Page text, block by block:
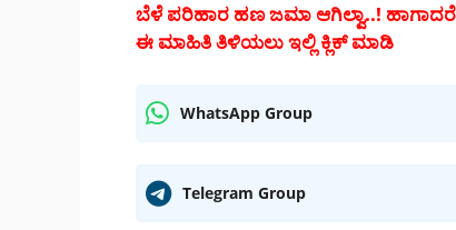
ಬೆಳೆ ಪರಿಹಾರ ಹಣ ಜಮಾ ಆಗಿಲ್ವಾ..!
ಈ ಮಾಹಿತಿ ತಿಳಿಯಲು ಇಲ್ಲಿ ಕ್ಲಿಕ್ ಮಾಡಿ
WhatsApp Group
Telegram Group